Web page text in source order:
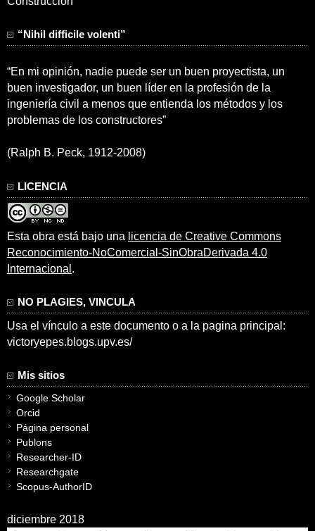
“Nihil difficile volenti”
“En mi opinión, nadie puede ser un buen proyectista, un
buen investigador, un buen líder en la profesión de la
ingeniería civil a menos que entienda los métodos y los
problemas de los constructores”
(Ralph B. Peck, 1912-2008)
LICENCIA
Esta obra está bajo una licencia de Creative Commons
Reconocimiento-NoComercial-SinObraDerivada 4.0
Internacional .
NO PLAGIES, VINCULA
Usa el vínculo a este documento o a la pagina principal:
victoryepes.blogs.upv.es/
Mis sitios
Google Scholar
Orcid
Página personal
Publons
Researcher-ID
Researchgate
Scopus-AuthorID
diciembre 2018